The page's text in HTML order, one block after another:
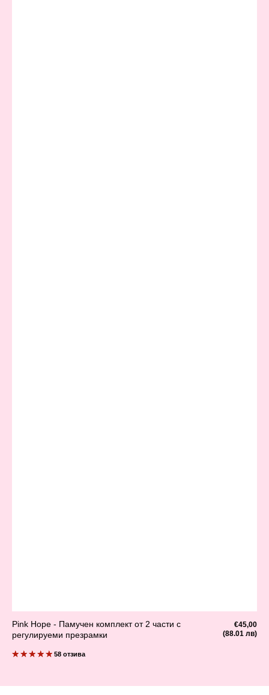
Pink Hope - Памучен комплект от 2 части с
регулируеми презрамки
Редовна
цена
€45,00
(88.01 лв)
58 отзива